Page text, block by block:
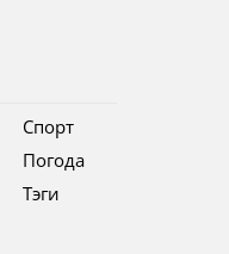
Спорт
Погода
Тэги